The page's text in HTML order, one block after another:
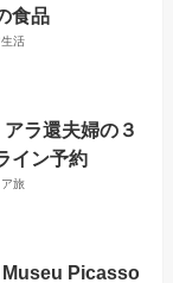
食品
生活
ラ還夫婦の３
イン予約
旅
Picasso